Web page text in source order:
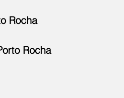
Rocha
Rocha